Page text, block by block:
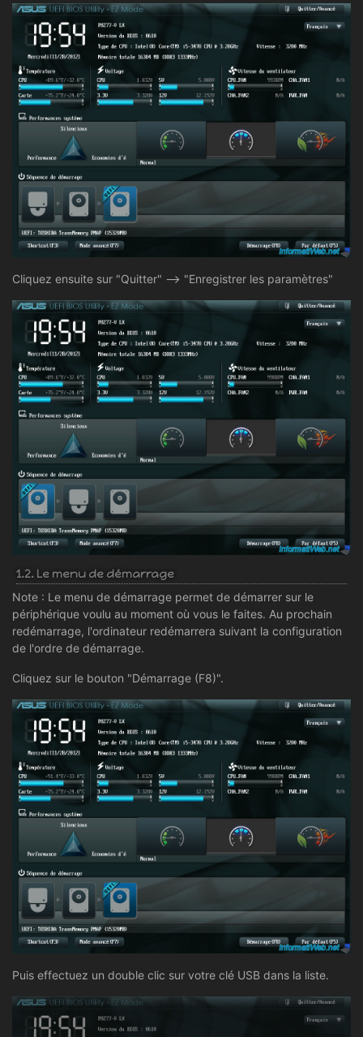
Cliquez ensuite sur "Quitter" --> "Enregistrer les paramètres"
1.2. Le menu de démarrage
Note : Le menu de démarrage permet de démarrer sur le
périphérique voulu au moment où vous le faites. Au prochain
redémarrage, l'ordinateur redémarrera suivant la configuration
de l'ordre de démarrage.
Cliquez sur le bouton "Démarrage (F8)".
Puis effectuez un double clic sur votre clé USB dans la liste.